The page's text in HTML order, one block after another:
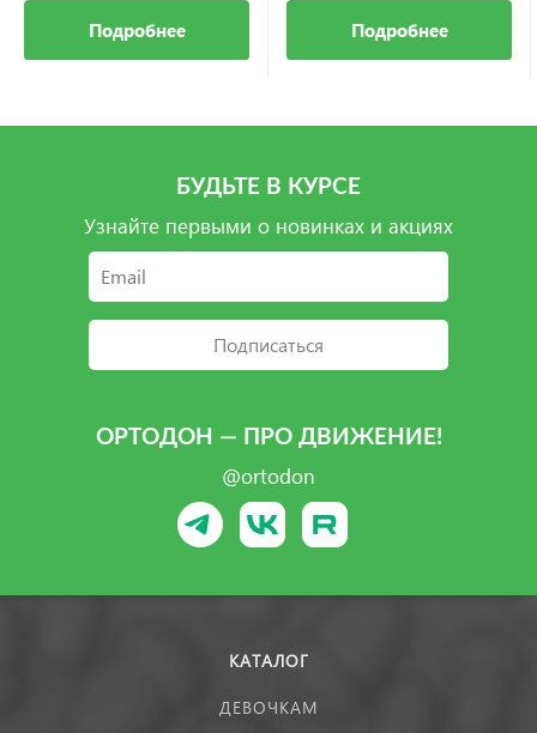
Подробнее Подробнее
БУДЬТЕ В КУРСЕ
Узнайте первыми о новинках и акциях
Подписаться
ОРТОДОН — ПРО ДВИЖЕНИЕ!
@ortodon
КАТАЛОГ
ДЕВОЧКАМ